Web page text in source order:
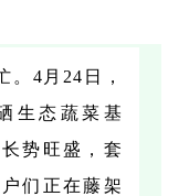
。4月24日，
生态蔬菜基
势旺盛，套
们正在藤架